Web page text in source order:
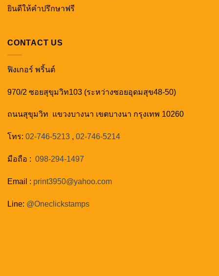
ยินดีให้คำปรึกษาฟรี
CONTACT US
ฟิงเกอร์ พริ้นต์
970/2 ซอยสุขุมวิท103 (ระหว่างซอยอุดมสุข48-50)
ถนนสุขุมวิท แขวงบางนา เขตบางนา กรุงเทพ 10260
โทร: 02-746-5213 , 02-746-5214
มือถือ : 098-294-1497
Email : print3950@yahoo.com
Line: @‌Oneclickstamps